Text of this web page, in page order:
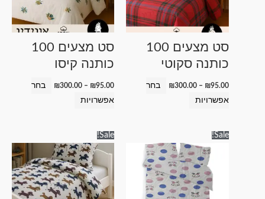
סט מצעים 100
כותנה סקוטי
₪95.00
–
₪300.00
בחר
אפשרויות
סוגים.
ניתן
את
האפשרויות
בעמוד
סט מצעים 100
כותנה קיסו
₪95.00
–
₪300.00
בחר
אפשרויות
סוגים.
את
האפשרויות
בעמוד
Sale!
מחירים:
עד
זה
יש
מספר
סוגים.
Sale!
מחירים:
עד
⁦₪130.00⁩
זה
יש
מספר
סוגים.